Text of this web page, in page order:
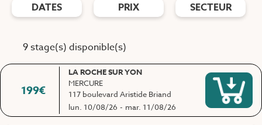
DATES PRIX SECTEUR
9 stage(s) disponible(s)
199€
LA ROCHE SUR YON
MERCURE
117 boulevard Aristide Briand
lun. 10/08/26 - mar. 11/08/26